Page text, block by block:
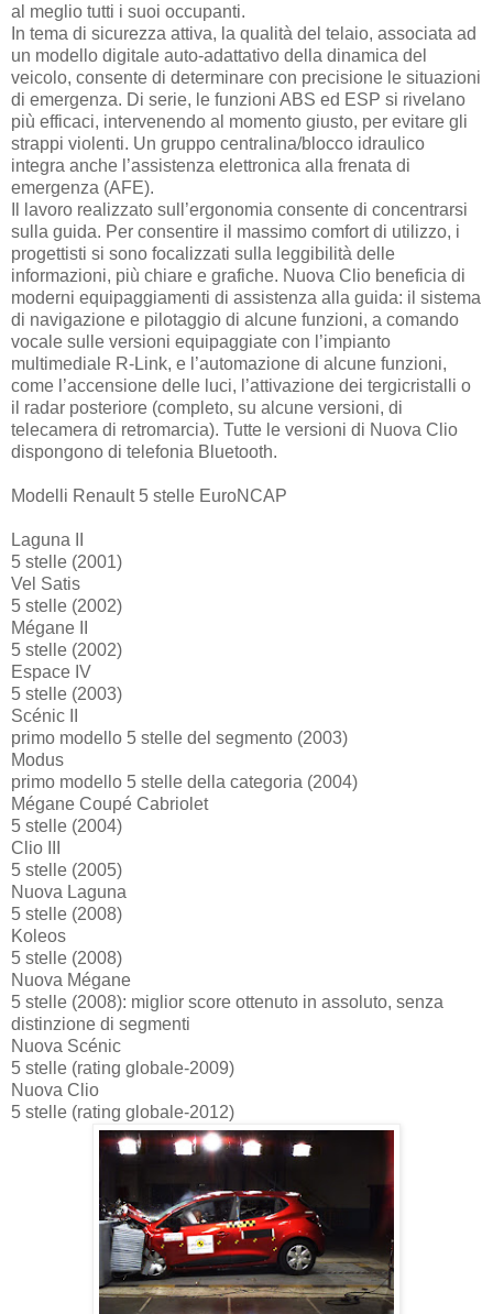
al meglio tutti i suoi occupanti.
In tema di sicurezza attiva, la qualità del telaio, associata ad
un modello digitale auto-adattativo della dinamica del
veicolo, consente di determinare con precisione le situazioni
di emergenza. Di serie, le funzioni ABS ed ESP si rivelano
più efficaci, intervenendo al momento giusto, per evitare gli
strappi violenti. Un gruppo centralina/blocco idraulico
integra anche l’assistenza elettronica alla frenata di
emergenza (AFE).
Il lavoro realizzato sull’ergonomia consente di concentrarsi
sulla guida. Per consentire il massimo comfort di utilizzo, i
progettisti si sono focalizzati sulla leggibilità delle
informazioni, più chiare e grafiche. Nuova Clio beneficia di
moderni equipaggiamenti di assistenza alla guida: il sistema
di navigazione e pilotaggio di alcune funzioni, a comando
vocale sulle versioni equipaggiate con l’impianto
multimediale R-Link, e l’automazione di alcune funzioni,
come l’accensione delle luci, l’attivazione dei tergicristalli o
il radar posteriore (completo, su alcune versioni, di
telecamera di retromarcia). Tutte le versioni di Nuova Clio
dispongono di telefonia Bluetooth.
Modelli Renault 5 stelle EuroNCAP
Laguna II
5 stelle (2001)
Vel Satis
5 stelle (2002)
Mégane II
5 stelle (2002)
Espace IV
5 stelle (2003)
Scénic II
primo modello 5 stelle del segmento (2003)
Modus
primo modello 5 stelle della categoria (2004)
Mégane Coupé Cabriolet
5 stelle (2004)
Clio III
5 stelle (2005)
Nuova Laguna
5 stelle (2008)
Koleos
5 stelle (2008)
Nuova Mégane
5 stelle (2008): miglior score ottenuto in assoluto, senza
distinzione di segmenti
Nuova Scénic
5 stelle (rating globale-2009)
Nuova Clio
5 stelle (rating globale-2012)